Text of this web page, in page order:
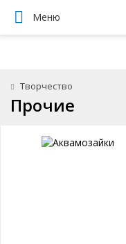
Меню
Творчество
Прочие